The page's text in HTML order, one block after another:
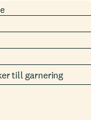
till garnering